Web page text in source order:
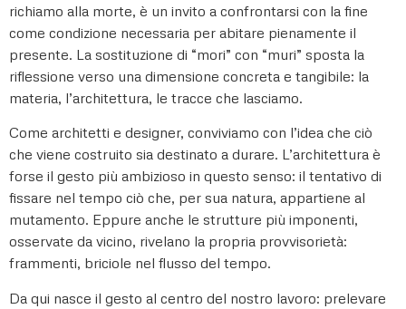
richiamo alla morte, è un invito a confrontarsi con la fine
come condizione necessaria per abitare pienamente il
presente. La sostituzione di “mori” con “muri” sposta la
riflessione verso una dimensione concreta e tangibile: la
materia, l’architettura, le tracce che lasciamo.
Come architetti e designer, conviviamo con l’idea che ciò
che viene costruito sia destinato a durare. L’architettura è
forse il gesto più ambizioso in questo senso: il tentativo di
fissare nel tempo ciò che, per sua natura, appartiene al
mutamento. Eppure anche le strutture più imponenti,
osservate da vicino, rivelano la propria provvisorietà:
frammenti, briciole nel flusso del tempo.
Da qui nasce il gesto al centro del nostro lavoro: prelevare